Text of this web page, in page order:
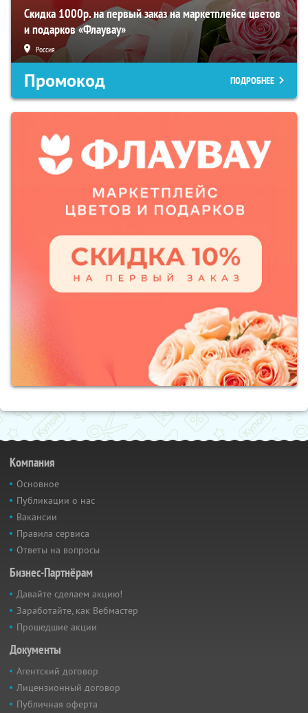
Скидка 1000р. на первый заказ на маркетплейсе цветов
и подарков «Флаувау»
Россия
Промокод ПОДРОБНЕЕ
Компания
Основное
Публикации о нас
Вакансии
Правила сервиса
Ответы на вопросы
Бизнес-Партнёрам
Давайте сделаем акцию!
Заработайте, как Вебмастер
Прошедшие акции
Документы
Агентский договор
Лицензионный договор
Публичная оферта